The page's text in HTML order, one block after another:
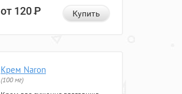
от 120Р Купить
Крем Naron
(100 мг)